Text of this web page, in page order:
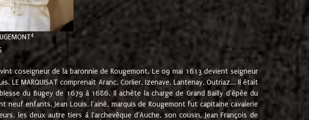
4
coseigneur de la baronnie de Rougemont. Le 09 mai 1613 devient seigneur
LE MARQUISAT comprenait Aranc, Corlier, Izenave, Lantenay, Outriaz... Il était
du Bugey de 1679 à 1686. Il achète la charge de Grand Bailly d'épée du
neuf enfants. Jean Louis, l'ainé, marquis de Rougemont fut capitaine cavalerie
les deux autre tiers à l'archevêque d'Auche, son cousin, Jean François de